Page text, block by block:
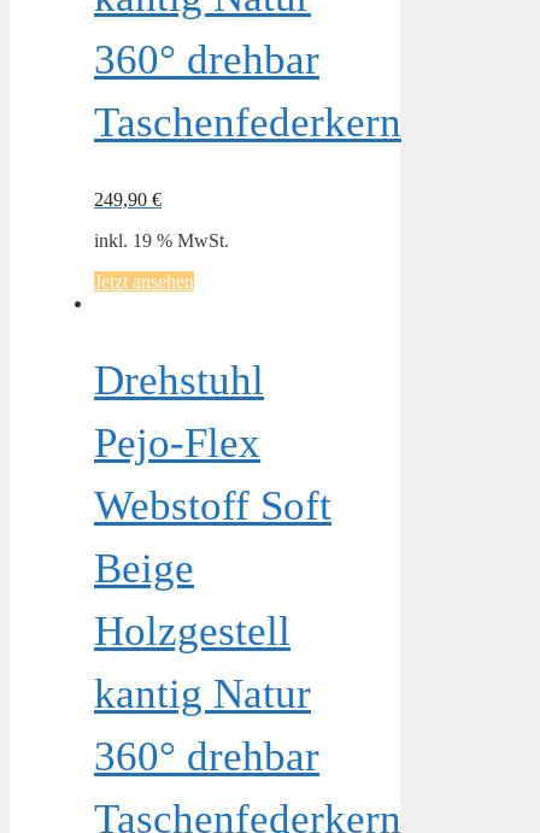
360° drehbar
Taschenfederkern
249,90 €
inkl. 19 % MwSt.
Jetzt ansehen
Drehstuhl
Pejo-Flex
Webstoff Soft
Beige
Holzgestell
kantig Natur
360° drehbar
Taschenfederkern